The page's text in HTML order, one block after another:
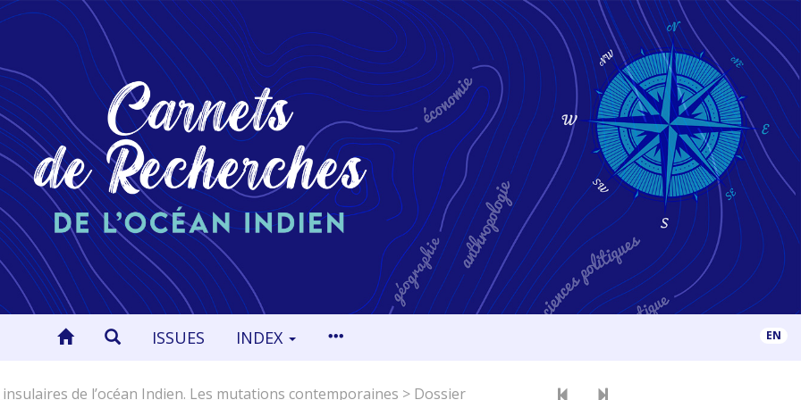
ISSUES INDEX EN
insulaires de l’océan Indien. Les mutations contemporaines > Dossier